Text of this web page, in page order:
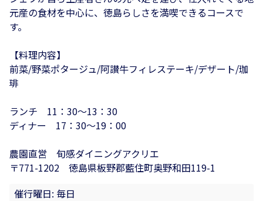
元産の食材を中心に、徳島らしさを満喫できるコースで
す。
【料理内容】
前菜/野菜ポタージュ/阿讃牛フィレステーキ/デザート/珈
琲
ランチ 11：30～13：30
ディナー 17：30～19：00
農園直営 旬感ダイニングアクリエ
〒771-1202 徳島県板野郡藍住町奥野和田119-1
催行曜日: 毎日